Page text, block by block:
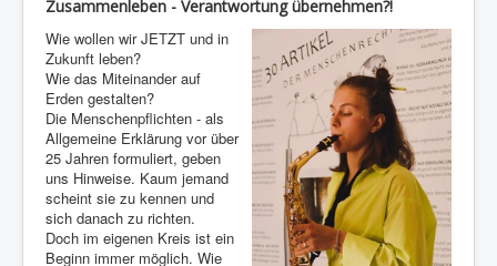
Zusammenleben - Verantwortung übernehmen?!
Wie wollen wir JETZT und in
Zukunft leben?
Wie das Miteinander auf
Erden gestalten?
Die Menschenpflichten - als
Allgemeine Erklärung vor über
25 Jahren formuliert, geben
uns Hinweise. Kaum jemand
scheint sie zu kennen und
sich danach zu richten.
Doch im eigenen Kreis ist ein
Beginn immer möglich. Wie